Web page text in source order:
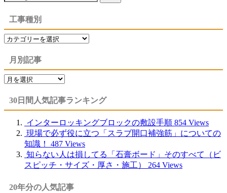
工事種別
工
別
月別記事
月
記
事
30日間人気記事ランキング
インターロッキングブロックの敷設手順 854 Views
現場で必ず役に立つ「スラブ開口補強筋」についての
知識！
487 Views
知らない人は損してる「石膏ボード」そのすべて（ビ
スピッチ・サイズ・厚さ・施工）
264 Views
20年分の人気記事